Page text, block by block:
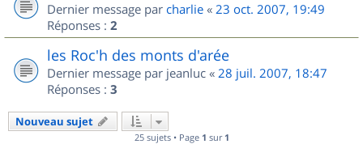
Dernier message par charlie « 23 oct. 2007, 19:49
Réponses : 2
les Roc'h des monts d'arée
Dernier message par jeanluc « 28 juil. 2007, 18:47
Réponses : 3
Nouveau sujet
25 sujets • Page 1 sur 1